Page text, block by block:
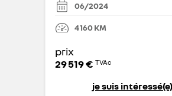
06/2024
4 160KM
prix
29 519 € TVAc
je suis intéressé(e)